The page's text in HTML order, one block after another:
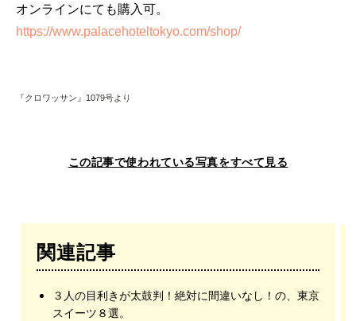
オンラインにても購入可。
https://www.palacehoteltokyo.com/shop/
『クロワッサン』1079号より
この記事で使われている写真をすべて見る
関連記事
３人の目利きが太鼓判！絶対に間違いなし！の、東京
スイーツ８選。